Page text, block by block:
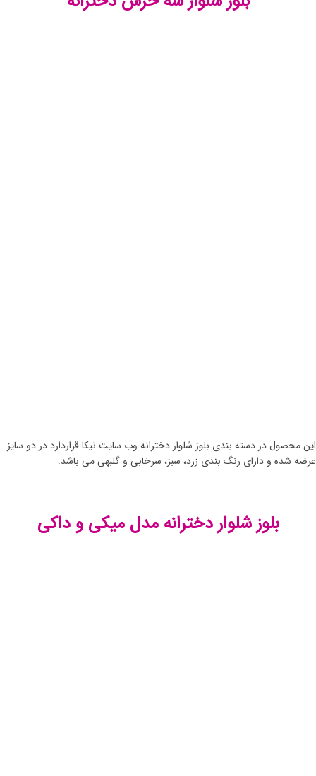
این محصول در دسته بندی بلوز شلوار دخترانه وب سایت نیکا قراردارد در دو سایز
عرضه شده و دارای رنگ بندی زرد، سبز، سرخابی و گلبهی می باشد.
بلوز شلوار دخترانه مدل میکی و داکی